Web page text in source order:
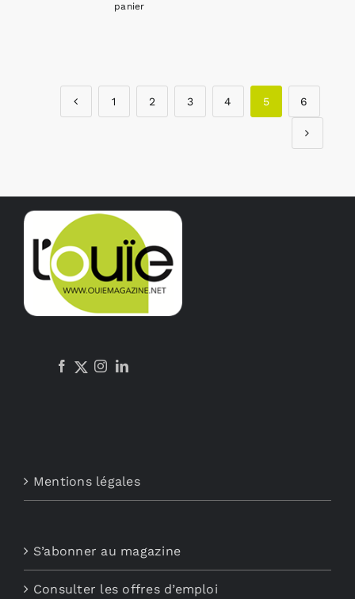
panier
1 2 3 4 5 6
Mentions légales
S’abonner au magazine
Consulter les offres d’emploi